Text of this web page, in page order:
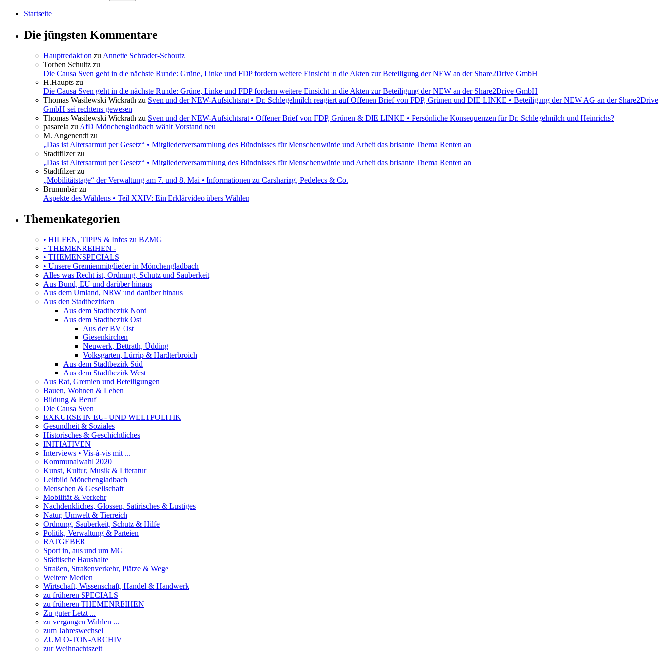
Startseite
Die jüngsten Kommentare
Hauptredaktion zu Annette Schrader-Schoutz
Torben Schultz zu
Die Causa Sven geht in die nächste Runde: Grüne, Linke und FDP fordern weitere Einsicht in die Akten zur Beteiligung der NEW an der Share2Drive GmbH
H.Haupts zu
Die Causa Sven geht in die nächste Runde: Grüne, Linke und FDP fordern weitere Einsicht in die Akten zur Beteiligung der NEW an der Share2Drive GmbH
Thomas Wasilewski Wickrath zu Sven und der NEW-Aufsichtsrat • Dr. Schlegelmilch reagiert auf Offenen Brief von FDP, Grünen und DIE LINKE • Beteiligung der NEW AG an der Share2Drive
GmbH sei rechtens gewesen
Thomas Wasilewski Wickrath zu Sven und der NEW-Aufsichtsrat • Offener Brief von FDP, Grünen & DIE LINKE • Persönliche Konsequenzen für Dr. Schlegelmilch und Heinrichs?
pasarela zu AfD Mönchengladbach wählt Vorstand neu
M. Angenendt zu
„Das ist Altersarmut per Gesetz“ • Mitgliederversammlung des Bündnisses für Menschenwürde und Arbeit das brisante Thema Renten an
Stadtfilzerzu
„Das ist Altersarmut per Gesetz“ • Mitgliederversammlung des Bündnisses für Menschenwürde und Arbeit das brisante Thema Renten an
Stadtfilzerzu
„Mobilitätstage“ der Verwaltung am 7. und 8. Mai • Informationen zu Carsharing, Pedelecs & Co.
Brummbärzu
Aspekte des Wählens • Teil XXIV: Ein Erklärvideo übers Wählen
Themenkategorien
• HILFEN, TIPPS & Infos zu BZMG
• THEMENREIHEN -
• THEMENSPECIALS
• Unsere Gremienmitglieder in Mönchengladbach
Alles was Recht ist, Ordnung, Schutz und Sauberkeit
Aus Bund, EU und darüber hinaus
Aus dem Umland, NRW und darüber hinaus
Aus den Stadtbezirken
Aus dem Stadtbezirk Nord
Aus dem Stadtbezirk Ost
Aus der BV Ost
Giesenkirchen
Neuwerk, Bettrath, Üdding
Volksgarten, Lürrip & Hardterbroich
Aus dem Stadtbezirk Süd
Aus dem Stadtbezirk West
Aus Rat, Gremien und Beteiligungen
Bauen, Wohnen & Leben
Bildung & Beruf
Die Causa Sven
EXKURSE IN EU- UND WELTPOLITIK
Gesundheit & Soziales
Historisches & Geschichtliches
INITIATIVEN
Interviews • Vis-à-vis mit ...
Kommunalwahl 2020
Kunst, Kultur, Musik & Literatur
Leitbild Mönchengladbach
Menschen & Gesellschaft
Mobilität & Verkehr
Nachdenkliches, Glossen, Satirisches & Lustiges
Natur, Umwelt & Tierreich
Ordnung, Sauberkeit, Schutz & Hilfe
Politik, Verwaltung & Parteien
RATGEBER
Sport in, aus und um MG
Städtische Haushalte
Straßen, Straßenverkehr, Plätze & Wege
Weitere Medien
Wirtschaft, Wissenschaft, Handel & Handwerk
zu früheren SPECIALS
zu früheren THEMENREIHEN
Zu guter Letzt ...
zu vergangen Wahlen ...
zum Jahreswechsel
ZUM O-TON-ARCHIV
zur Weihnachtszeit